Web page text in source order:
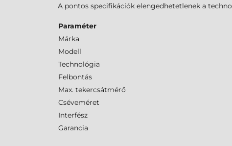
A pontos specifikációk elengedhetetlenek a
Paraméter
Márka
Modell
Technológia
Felbontás
Max. tekercsátmérő
Cséveméret
Interfész
Garancia